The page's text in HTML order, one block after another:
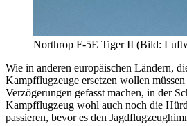
Northrop F-5E Tiger II (Bild:
Wie in anderen europäischen Ländern,
Kampfflugzeuge ersetzen wollen
Verzögerungen gefasst machen, in der
Kampfflugzeug wohl auch noch die
passieren, bevor es den